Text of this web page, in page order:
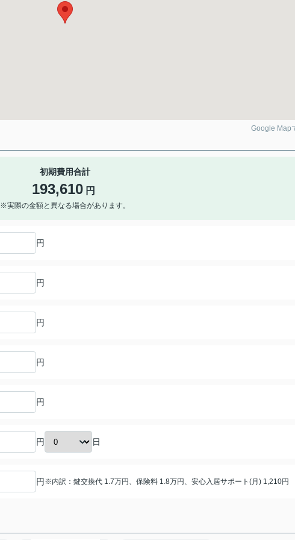
Google Map
初期費用合計
193,610 円
※実際の金額と異なる場合があります。
円
円
円
円
円
円 日
円 ※内訳：鍵交換代 1.7万円、保険料 1.8万円、安心入居サポート(月) 1,210円